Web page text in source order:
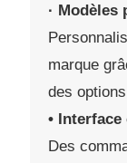
· Modèles
marque
des
•
Des